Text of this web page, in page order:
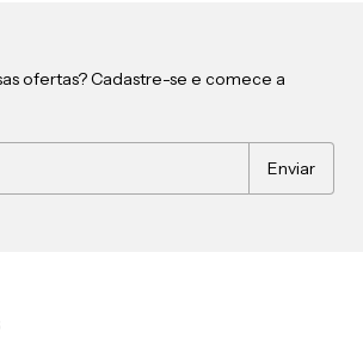
ofertas? Cadastre-se e comece a